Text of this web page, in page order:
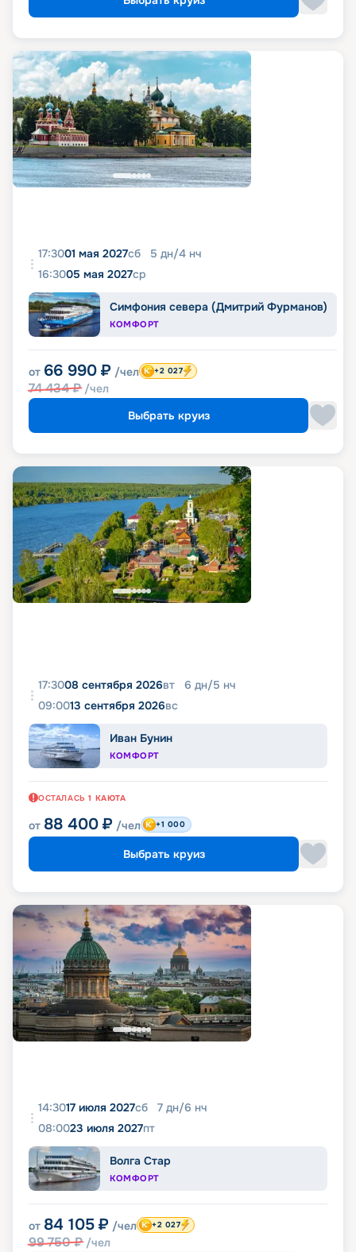
17:3001 мая 2027сб 5 дн/4 нч
16:3005 мая 2027ср
Симфония севера (Дмитрий Фурманов)
КОМФОРТ
от 66 990 ₽ /чел
74 434₽ /чел
+2 027
Выбрать круиз
17:3008 сентября 2026вт 6 дн/5 нч
09:0013 сентября 2026вс
Иван Бунин
КОМФОРТ
ОСТАЛАСЬ 1 КАЮТА
от 88 400 ₽ /чел +1 000
Выбрать круиз
14:3017 июля 2027сб 7 дн/6 нч
08:0023 июля 2027пт
Волга Стар
КОМФОРТ
от 84 105 ₽ /чел
99 750₽ /чел
+2 027